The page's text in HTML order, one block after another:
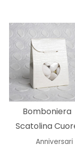
Bomboniera
Scatolina
Anniversari